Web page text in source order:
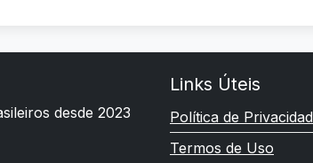
desde 2023
Links Úteis
Política de
Termos de Uso